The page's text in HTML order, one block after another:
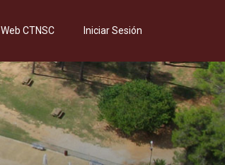
Web CTNSC Iniciar Sesión